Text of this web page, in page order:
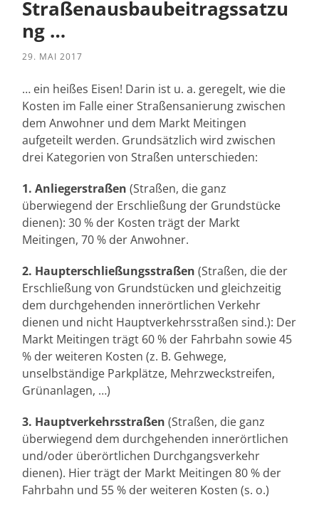
Straßenausbaubeitragssatzu
ng …
29. MAI 2017
… ein heißes Eisen! Darin ist u. a. geregelt, wie die
Kosten im Falle einer Straßensanierung zwischen
dem Anwohner und dem Markt Meitingen
aufgeteilt werden. Grundsätzlich wird zwischen
drei Kategorien von Straßen unterschieden:
1. Anliegerstraßen (Straßen, die ganz
überwiegend der Erschließung der Grundstücke
dienen): 30 % der Kosten trägt der Markt
Meitingen, 70 % der Anwohner.
2. Haupterschließungsstraßen (Straßen, die der
Erschließung von Grundstücken und gleichzeitig
dem durchgehenden innerörtlichen Verkehr
dienen und nicht Hauptverkehrsstraßen sind.): Der
Markt Meitingen trägt 60 % der Fahrbahn sowie 45
% der weiteren Kosten (z. B. Gehwege,
unselbständige Parkplätze, Mehrzweckstreifen,
Grünanlagen, …)
3. Hauptverkehrsstraßen (Straßen, die ganz
überwiegend dem durchgehenden innerörtlichen
und/oder überörtlichen Durchgangsverkehr
dienen). Hier trägt der Markt Meitingen 80 % der
Fahrbahn und 55 % der weiteren Kosten (s. o.)